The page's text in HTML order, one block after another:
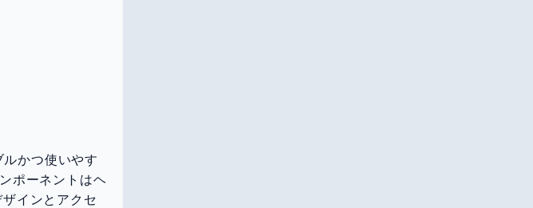
かつ使いやす
ポーネントはヘ
インとアクセ